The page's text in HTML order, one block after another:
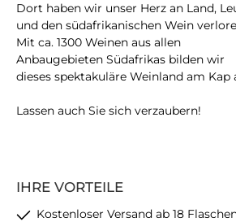
IHRE VORTEILE
Kostenloser Versand ab 18
Dort haben wir unser Herz an Land,
und den südafrikanischen Wein
Mit ca. 1300 Weinen aus allen
Anbaugebieten Südafrikas bilden wir
dieses spektakuläre Weinland am Kap
Lassen auch Sie sich verzaubern!